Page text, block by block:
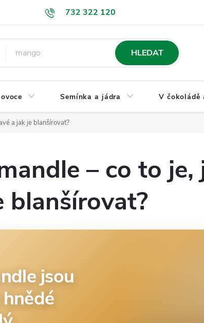
732 322 120
GDPR a ochrana osobních údajů Jak nakupovat
HLEDAT
Semínka a jádra V čokoládě
a jak je blanšírovat?
– co to je,
blanšírovat?
jsou